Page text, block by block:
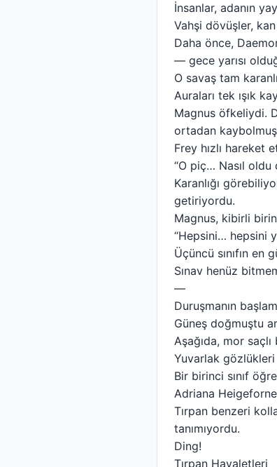
İnsanlar, adanın
Vahşi dövüşler,
Daha önce,
— gece yarısı
O savaş tam
Auraları tek ışık
Magnus öfkeliydi.
ortadan
Frey hızlı hareket
“O piç… Nasıl oldu
Karanlığı
getiriyordu.
Magnus, kibirli
“Hepsini… hepsini
Üçüncü sınıfın
Sınav henüz
—
Duruşmanın
Güneş doğmuştu
Aşağıda, mor
Yuvarlak gözlükleri
Bir birinci sınıf
Adriana
Tırpan benzeri
tanımıyordu.
Ding!
Tırpan Hayaletleri